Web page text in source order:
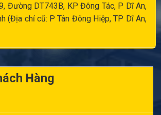
Đường DT743B, KP Đông Tác, P Dĩ An,
(Địa chỉ cũ: P Tân Đông Hiệp, TP Dĩ An,
Hàng